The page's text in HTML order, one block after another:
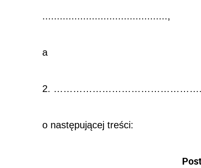
...........................................,
a
2. ………………………………………. , w
o następującej treści: